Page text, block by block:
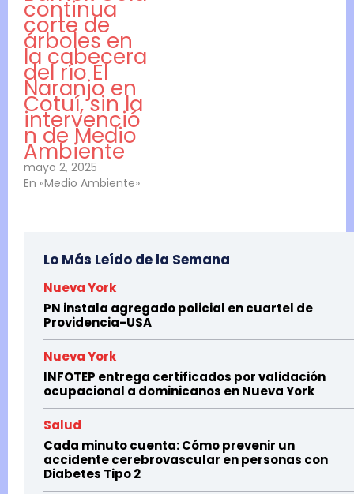
continua
corte de
árboles en
la cabecera
del río El
Naranjo en
Cotuí, sin la
intervenció
n de Medio
Ambiente
mayo 2, 2025
En «Medio Ambiente»
Lo Más Leído de la Semana
Nueva York
PN instala agregado policial en cuartel de
Providencia-USA
Nueva York
INFOTEP entrega certificados por validación
ocupacional a dominicanos en Nueva York
Salud
Cada minuto cuenta: Cómo prevenir un
accidente cerebrovascular en personas con
Diabetes Tipo 2